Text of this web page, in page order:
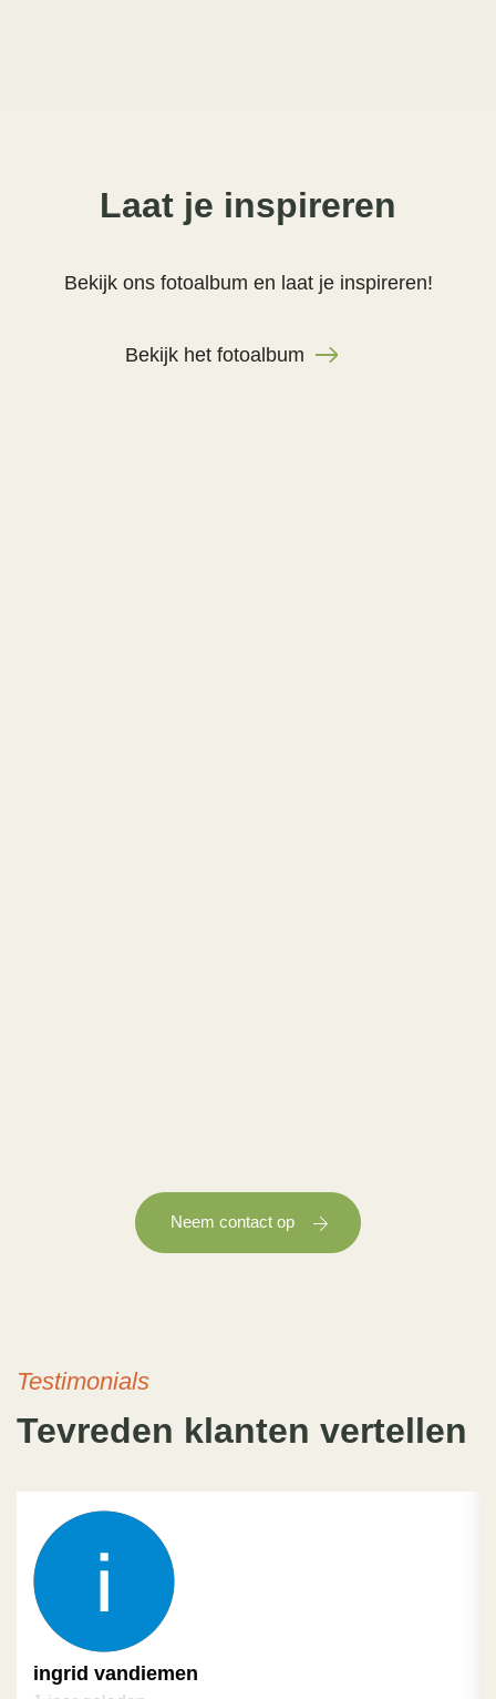
Laat je inspireren
Bekijk ons fotoalbum en laat je inspireren!
Bekijk het fotoalbum
Neem contact op
Testimonials
Tevreden klanten vertellen
ingrid vandiemen